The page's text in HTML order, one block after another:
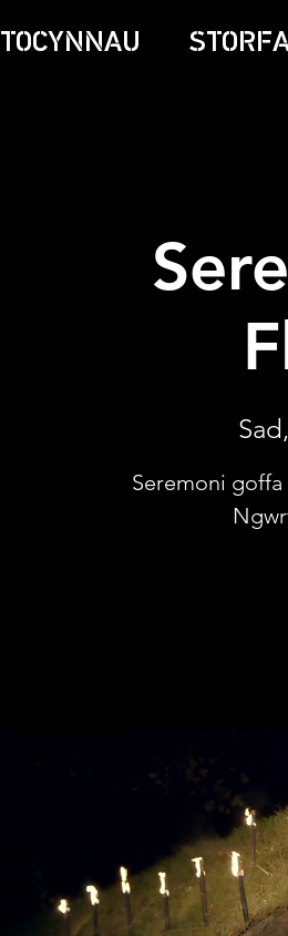
TOCYNNAU
Seremoni goffa